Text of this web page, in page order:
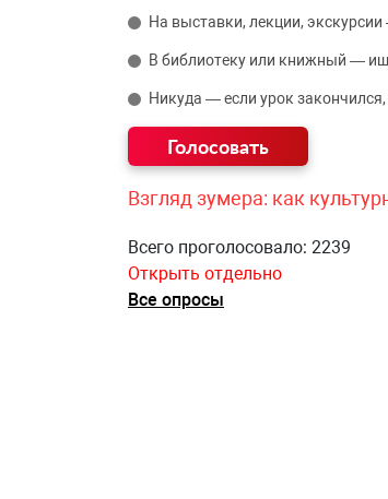
На выставки, лекции,
В библиотеку или книжный —
Никуда — если урок
Взгляд зумера: как
Всего проголосовало: 2239
Открыть отдельно
Все опросы